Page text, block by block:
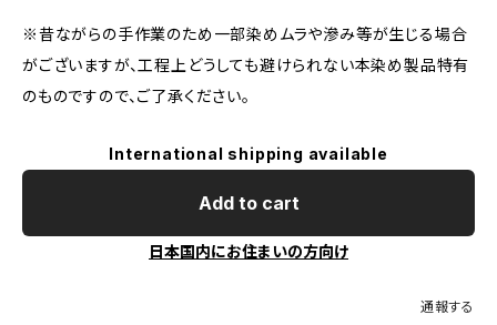
※昔ながらの手作業のため一部染めムラや滲み等が生じる場合
がございますが、工程上どうしても避けられない本染め製品特有
のものですので、ご了承ください。
International shipping available
Add to cart
日本国内にお住まいの方向け
通報する